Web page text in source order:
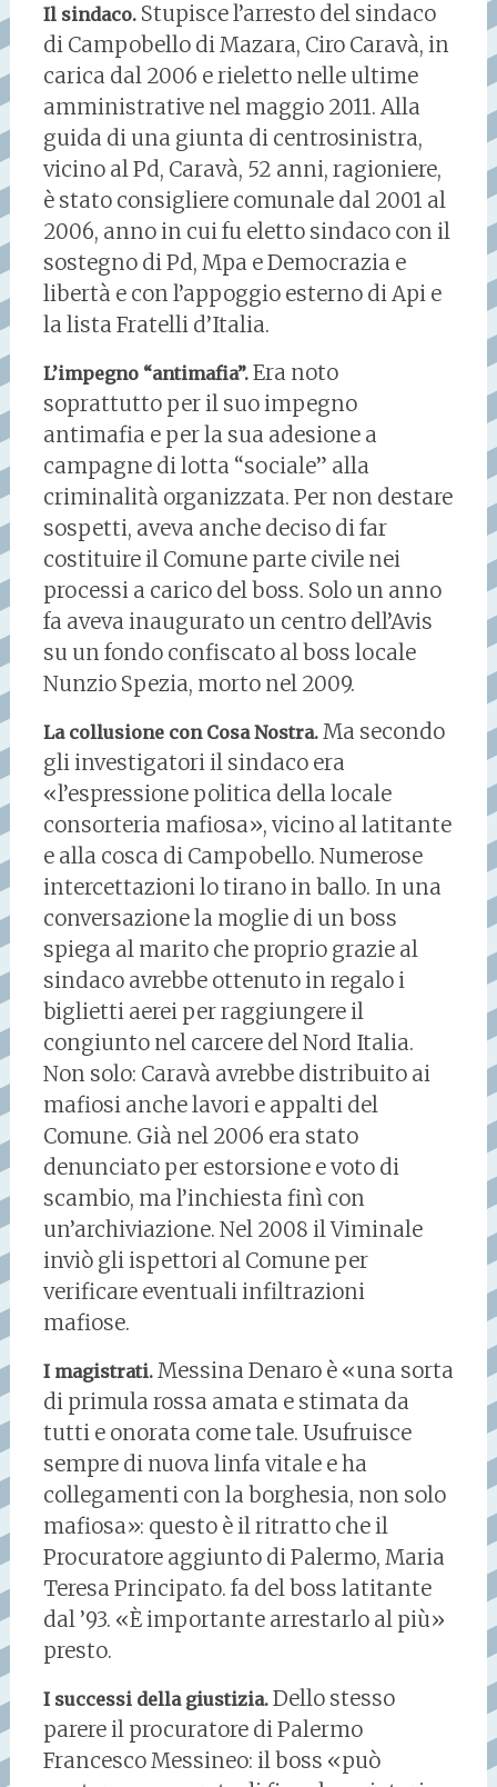
Il sindaco. Stupisce l’arresto del sindaco
di Campobello di Mazara, Ciro Caravà, in
carica dal 2006 e rieletto nelle ultime
amministrative nel maggio 2011. Alla
guida di una giunta di centrosinistra,
vicino al Pd, Caravà, 52 anni, ragioniere,
è stato consigliere comunale dal 2001 al
2006, anno in cui fu eletto sindaco con il
sostegno di Pd, Mpa e Democrazia e
libertà e con l’appoggio esterno di Api e
la lista Fratelli d’Italia.
L’impegno “antimafia”. Era noto
soprattutto per il suo impegno
antimafia e per la sua adesione a
campagne di lotta “sociale” alla
criminalità organizzata. Per non destare
sospetti, aveva anche deciso di far
costituire il Comune parte civile nei
processi a carico del boss. Solo un anno
fa aveva inaugurato un centro dell’Avis
su un fondo confiscato al boss locale
Nunzio Spezia, morto nel 2009.
La collusione con Cosa Nostra. Ma secondo
gli investigatori il sindaco era
«l’espressione politica della locale
consorteria mafiosa», vicino al latitante
e alla cosca di Campobello. Numerose
intercettazioni lo tirano in ballo. In una
conversazione la moglie di un boss
spiega al marito che proprio grazie al
sindaco avrebbe ottenuto in regalo i
biglietti aerei per raggiungere il
congiunto nel carcere del Nord Italia.
Non solo: Caravà avrebbe distribuito ai
mafiosi anche lavori e appalti del
Comune. Già nel 2006 era stato
denunciato per estorsione e voto di
scambio, ma l’inchiesta finì con
un’archiviazione. Nel 2008 il Viminale
inviò gli ispettori al Comune per
verificare eventuali infiltrazioni
mafiose.
I magistrati. Messina Denaro è «una sorta
di primula rossa amata e stimata da
tutti e onorata come tale. Usufruisce
sempre di nuova linfa vitale e ha
collegamenti con la borghesia, non solo
mafiosa»: questo è il ritratto che il
Procuratore aggiunto di Palermo, Maria
Teresa Principato. fa del boss latitante
dal ’93. «È importante arrestarlo al più»
presto.
I successi della giustizia. Dello stesso
parere il procuratore di Palermo
Francesco Messineo: il boss «può